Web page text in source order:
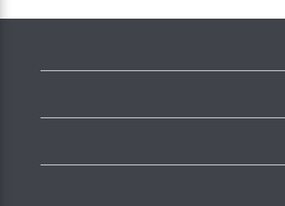
של טכנולוגיה בהוראה
מרכזיות.